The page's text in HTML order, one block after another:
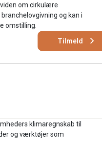
om cirkulære
og kan i
omstilling.
Tilmeld
klimaregnskab til
og værktøjer som